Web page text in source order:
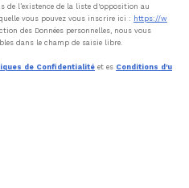
de l’existence de la liste d'opposition au
vous pouvez vous inscrire ici : https://w
des Données personnelles, nous vous
dans le champ de saisie libre.
de Confidentialité et es Conditions d'u